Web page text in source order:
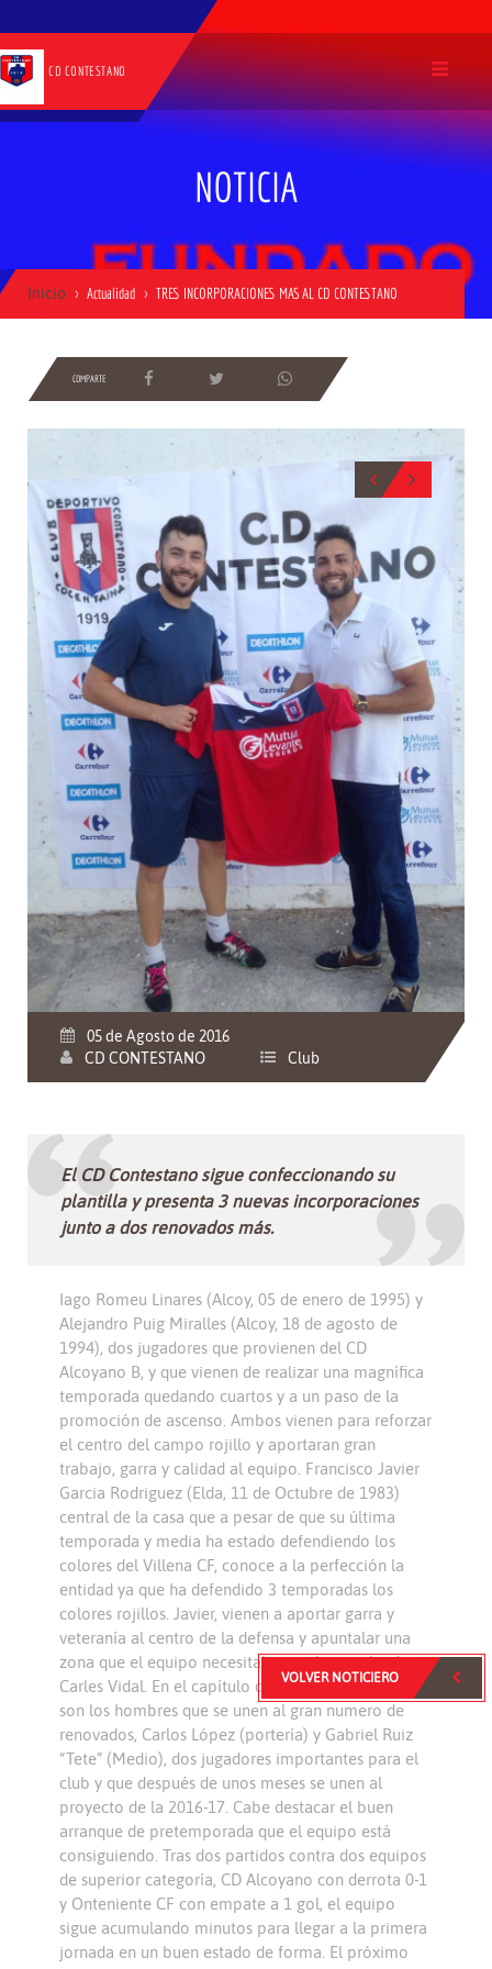
CD CONTESTANO
NOTICIA
Inicio Actualidad TRES INCORPORACIONES MAS AL CD CONTESTANO
VOLVER NOTICIERO
COMPARTE
05 de Agosto de 2016
CD CONTESTANO
Club
El CD Contestano sigue confeccionando su
plantilla y presenta 3 nuevas incorporaciones
junto a dos renovados más.
Iago Romeu Linares (Alcoy, 05 de enero de 1995) y
Alejandro Puig Miralles (Alcoy, 18 de agosto de
1994), dos jugadores que provienen del CD
Alcoyano B, y que vienen de realizar una magnífica
temporada quedando cuartos y a un paso de la
promoción de ascenso. Ambos vienen para reforzar
el centro del campo rojillo y aportaran gran
trabajo, garra y calidad al equipo. Francisco Javier
Garcia Rodriguez (Elda, 11 de Octubre de 1983)
central de la casa que a pesar de que su última
temporada y media ha estado defendiendo los
colores del Villena CF, conoce a la perfección la
entidad ya que ha defendido 3 temporadas los
colores rojillos. Javier, vienen a aportar garra y
veteranía al centro de la defensa y apuntalar una
zona que el equipo necesitaba tras la marcha de
Carles Vidal. En el capítulo de renovaciones, dos
son los hombres que se unen al gran numero de
renovados, Carlos López (portería) y Gabriel Ruiz
“Tete” (Medio), dos jugadores importantes para el
club y que después de unos meses se unen al
proyecto de la 2016-17. Cabe destacar el buen
arranque de pretemporada que el equipo está
consiguiendo. Tras dos partidos contra dos equipos
de superior categoría, CD Alcoyano con derrota 0-1
y Onteniente CF con empate a 1 gol, el equipo
sigue acumulando minutos para llegar a la primera
jornada en un buen estado de forma. El próximo